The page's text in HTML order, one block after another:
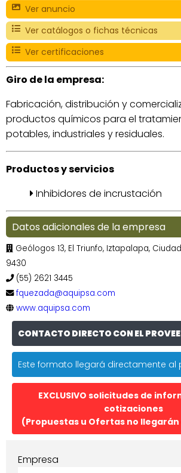
Ver anuncio
Ver catálogos o fichas técnicas
Ver certificaciones
Giro de la empresa:
Fabricación, distribución y
productos químicos para el
potables, industriales y residuales.
Productos y servicios
Inhibidores de incrustación
Datos adicionales de la empresa
Geólogos 13, El Triunfo, Iztapalapa,
9430
(55) 2621 3445
fquezada@aquipsa.com
www.aquipsa.com
CONTACTO DIRECTO CON EL
Este formato llegará directamente al
EXCLUSIVO solicitudes de
cotizaciones
(Propuestas u Ofertas no
Empresa